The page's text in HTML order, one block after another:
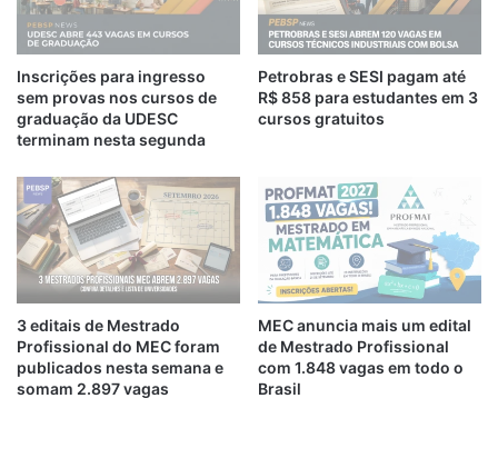
Inscrições para ingresso
sem provas nos cursos de
graduação da UDESC
terminam nesta segunda
Petrobras e SESI pagam até
R$ 858 para estudantes em 3
cursos gratuitos
3 editais de Mestrado
Profissional do MEC foram
publicados nesta semana e
somam 2.897 vagas
MEC anuncia mais um edital
de Mestrado Profissional
com 1.848 vagas em todo o
Brasil